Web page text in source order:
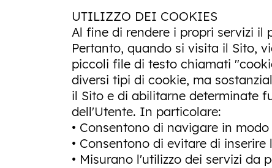
UTILIZZO DEI COOKIES
Al fine di rendere i propri servizi il
Pertanto, quando si visita il Sito,
piccoli file di testo chiamati
diversi tipi di cookie, ma
il Sito e di abilitarne determinate
dell'Utente. In particolare:
• Consentono di navigare in
• Consentono di evitare di
• Misurano l'utilizzo dei servizi da